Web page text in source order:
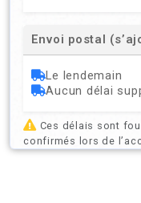
Envoi postal
Le lendemain
Aucun délai
Ces délais sont
confirmés lors de